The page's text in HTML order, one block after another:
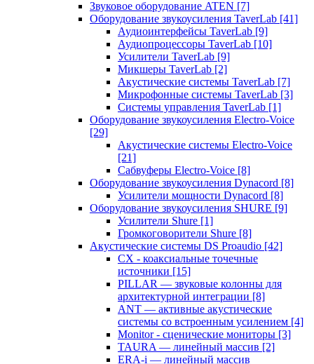
Звуковое оборудование ATEN [7]
Оборудование звукоусиления TaverLab [41]
Аудиоинтерфейсы TaverLab [9]
Аудиопроцессоры TaverLab [10]
Усилители TaverLab [9]
Микшеры TaverLab [2]
Акустические системы TaverLab [7]
Микрофонные системы TaverLab [3]
Системы управления TaverLab [1]
Оборудование звукоусиления Electro-Voice
[29]
Акустические системы Electro-Voice
[21]
Сабвуферы Electro-Voice [8]
Оборудование звукоусиления Dynacord [8]
Усилители мощности Dynacord [8]
Оборудование звукоусиления SHURE [9]
Усилители Shure [1]
Громкоговорители Shure [8]
Акустические системы DS Proaudio [42]
CX - коаксиальные точечные
источники [15]
PILLAR — звуковые колонны для
архитектурной интеграции [8]
ANT — активные акустические
системы со встроенным усилением [4]
Monitor - сценические мониторы [3]
TAURA — линейный массив [2]
ERA-i — линейный массив